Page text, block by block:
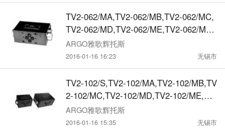
TV2-062/MA,TV2-062/MB,TV2-062/MC,
TV2-062/MD,TV2-062/ME,TV2-062/MF,
ARGO 2路压力补偿器
ARGO雅歌辉托斯
2016-01-16 16:23 无锡市
TV2-102/S,TV2-102/MA,TV2-102/MB,TV
2-102/MC,TV2-102/MD,TV2-102/ME,TV
2-102/MF,ARGO 2路压力补偿器
ARGO雅歌辉托斯
2016-01-16 15:35 无锡市